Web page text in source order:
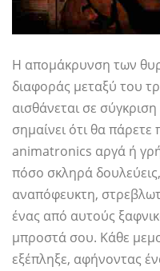
Η απομάκρυνση των
διαφοράς μεταξύ του
αισθάνεται σε
σημαίνει ότι θα
animatronics αργά ή
πόσο σκληρά
αναπόφευκτη,
ένας από αυτούς
μπροστά σου. Κάθε
εξέπληξε, αφήνοντας